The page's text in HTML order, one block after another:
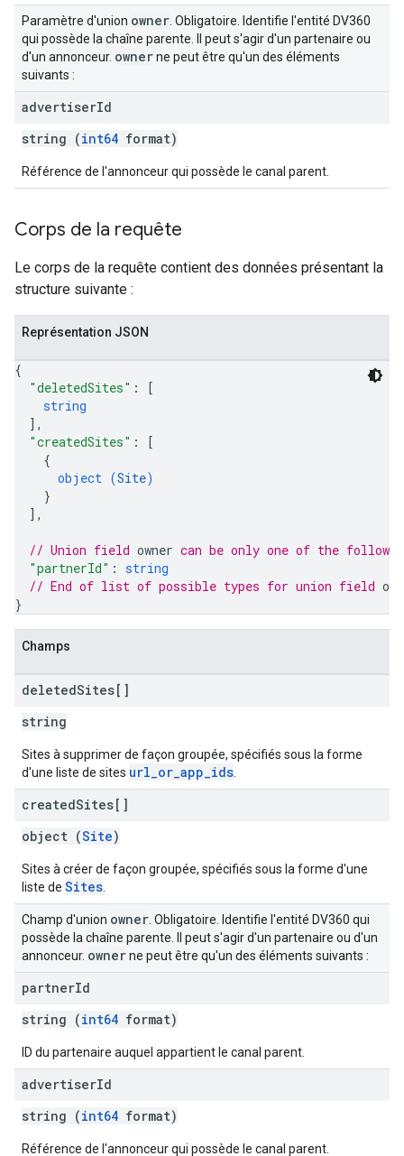
Paramètre d'union owner . Obligatoire. Identifie l'entité DV360
qui possède la chaîne parente. Il peut s'agir d'un partenaire ou
d'un annonceur. ownerne peut être qu'un des éléments
suivants :
advertiserId
string (int64 format)
Référence de l'annonceur qui possède le canal parent.
Corps de la requête
Le corps de la requête contient des données présentant la
structure suivante :
Représentation JSON
{
"deletedSites" :
[
string
] ,
"createdSites" :
[
{
object (Site)
}
] ,
// Union field owner can be only one of the
"partnerId" : string
// End of list of possible types for union field
}
Champs
deletedSites[]
string
Sites à supprimer de façon groupée, spécifiés sous la forme
d'une liste de sites url_or_app_ids
createdSites[]
object (Site)
Sites à créer de façon groupée, spécifiés sous la forme d'une
liste de Sites
Champ d'union owner . Obligatoire. Identifie l'entité DV360 qui
possède la chaîne parente. Il peut s'agir d'un partenaire ou d'un
annonceur. ownerne peut être qu'un des éléments suivants :
partnerId
string (int64 format)
ID du partenaire auquel appartient le canal parent.
advertiserId
string (int64 format)
Référence de l'annonceur qui possède le canal parent.